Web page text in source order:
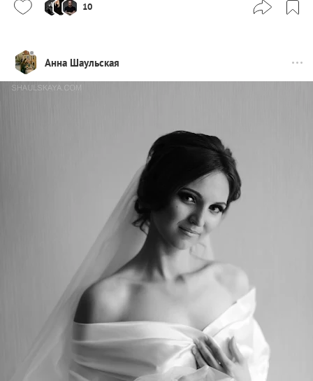
10
Анна Шаульская